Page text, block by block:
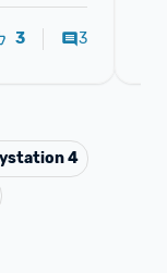
3 3
4